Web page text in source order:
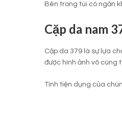
Bên trong túi có ngăn
Cặp da nam
Cặp da 379 là sự lựa
được hình ảnh vô cùng
Tính tiện dụng của